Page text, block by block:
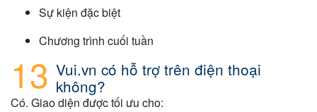
Sự kiện đặc biệt
Chương trình cuối tuần
Vui.vn có hỗ trợ trên điện thoại
không?
Có. Giao diện được tối ưu cho: